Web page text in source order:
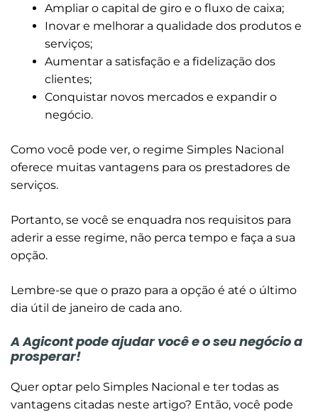
Ampliar o capital de giro e o fluxo de caixa;
Inovar e melhorar a qualidade dos produtos e
serviços;
Aumentar a satisfação e a fidelização dos
clientes;
Conquistar novos mercados e expandir o
negócio.
Como você pode ver, o regime Simples Nacional
oferece muitas vantagens para os prestadores de
serviços.
Portanto, se você se enquadra nos requisitos para
aderir a esse regime, não perca tempo e faça a sua
opção.
Lembre-se que o prazo para a opção é até o último
dia útil de janeiro de cada ano.
A Agicont pode ajudar você e o seu negócio a
prosperar!
Quer optar pelo Simples Nacional e ter todas as
vantagens citadas neste artigo? Então, você pode